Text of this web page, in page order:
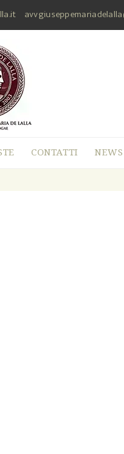
CONTATTI NEWS